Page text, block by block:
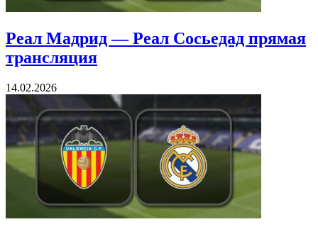
Реал Мадрид — Реал Сосьедад прямая
трансляция
14.02.2026